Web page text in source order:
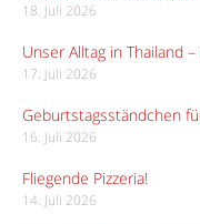
18. Juli 2026
Unser Alltag in Thailand
17. Juli 2026
Geburtstagsständchen
16. Juli 2026
Fliegende Pizzeria!
14. Juli 2026